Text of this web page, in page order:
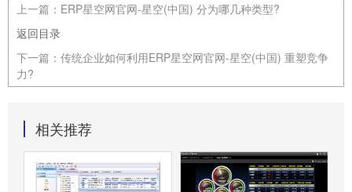
上一篇： ERP星空网官网-星空(中国) 分为哪几种类型?
返回目录
下一篇： 传统企业如何利用ERP星空网官网-星空(中国) 重塑竞争
力?
相关推荐